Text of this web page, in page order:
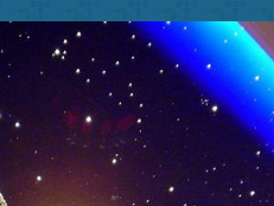
22 м2
Германия